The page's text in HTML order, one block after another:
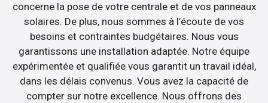
concerne la pose de votre centrale et de vos panneaux
solaires. De plus, nous sommes à l’écoute de vos
besoins et contraintes budgétaires. Nous vous
garantissons une installation adaptée. Notre équipe
expérimentée et qualifiée vous garantit un travail idéal,
dans les délais convenus. Vous avez la capacité de
compter sur notre excellence. Nous offrons des